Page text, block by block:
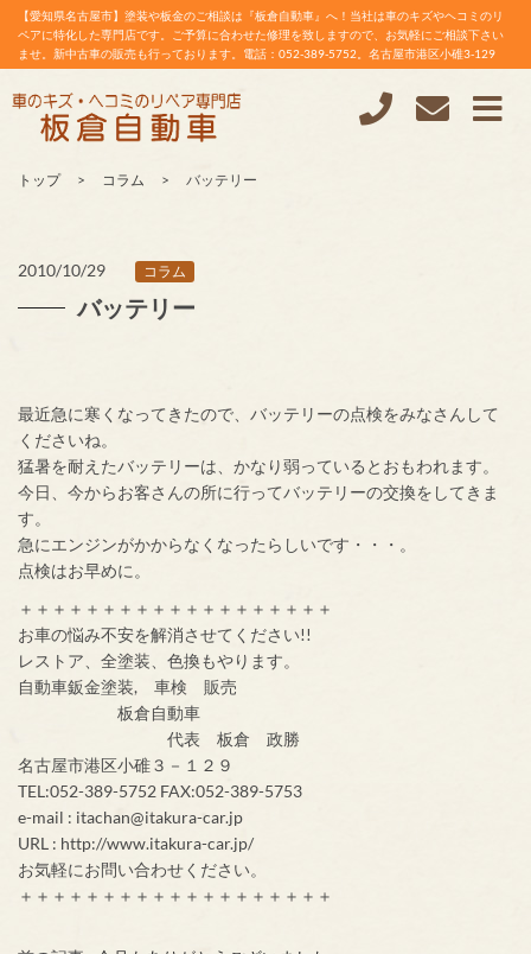
【愛知県名古屋市】塗装や板金のご相談は『板倉自動車』へ！当社は車のキズやヘコミのリ
ペアに特化した専門店です。ご予算に合わせた修理を致しますので、お気軽にご相談下さい
ませ。新中古車の販売も行っております。電話：052-389-5752。名古屋市港区小碓3-129
トップ コラム バッテリー
2010/10/29 コラム
バッテリー
最近急に寒くなってきたので、バッテリーの点検をみなさんして
くださいね。
猛暑を耐えたバッテリーは、かなり弱っているとおもわれます。
今日、今からお客さんの所に行ってバッテリーの交換をしてきま
す。
急にエンジンがかからなくなったらしいです・・・。
点検はお早めに。
＋＋＋＋＋＋＋＋＋＋＋＋＋＋＋＋＋＋＋
お車の悩み不安を解消させてください!!
レストア、全塗装、色換もやります。
自動車鈑金塗装, 車検 販売
板倉自動車
代表 板倉 政勝
名古屋市港区小碓３－１２９
TEL:052-389-5752 FAX:052-389-5753
e-mail : itachan@itakura-car.jp
URL : http://www.itakura-car.jp/
お気軽にお問い合わせください。
＋＋＋＋＋＋＋＋＋＋＋＋＋＋＋＋＋＋＋